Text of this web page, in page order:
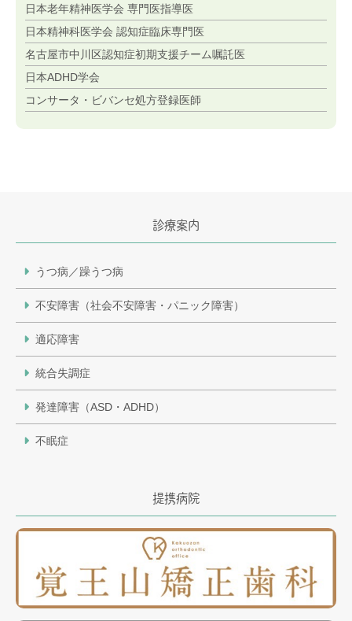
日本老年精神医学会 専門医指導医
日本精神科医学会 認知症臨床専門医
名古屋市中川区認知症初期支援チーム嘱託医
日本ADHD学会
コンサータ・ビバンセ処方登録医師
診療案内
うつ病／躁うつ病
不安障害（社会不安障害・パニック障害）
適応障害
統合失調症
発達障害（ASD・ADHD）
不眠症
提携病院